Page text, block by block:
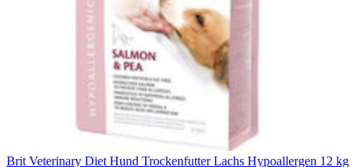
Brit Veterinary Diet Hund Trockenfutter Lachs Hypoallergen 12 kg